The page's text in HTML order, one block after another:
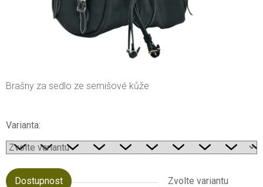
Brašny za sedlo ze semišové kůže
Varianta:
Dostupnost Zvolte variantu